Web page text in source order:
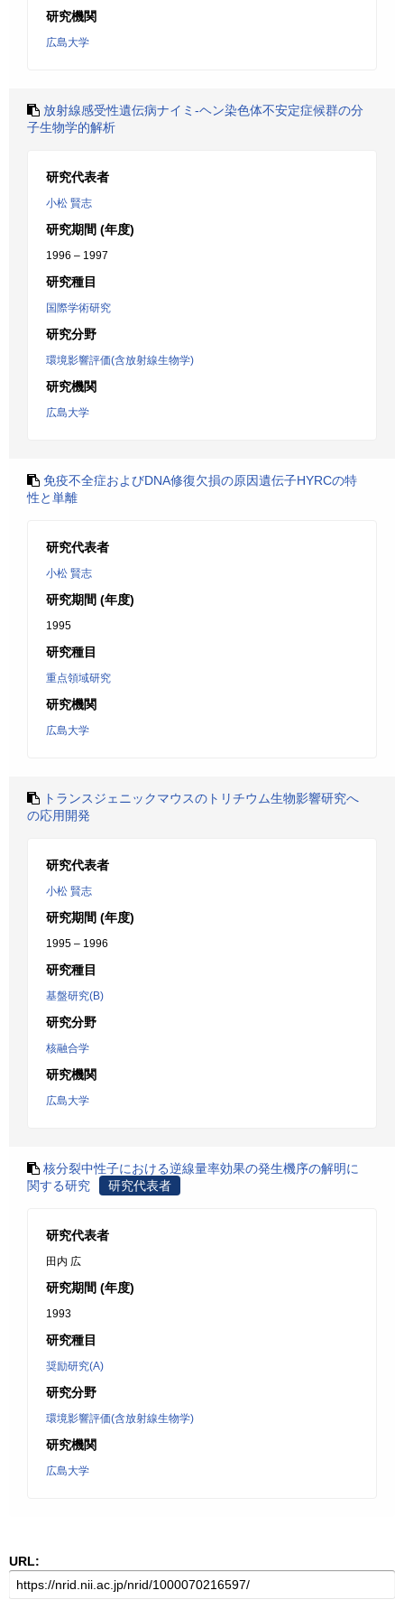
研究機関
広島大学
放射線感受性遺伝病ナイミ-ヘン染色体不安定症候群の分
子生物学的解析
研究代表者
小松 賢志
研究期間 (年度)
1996 – 1997
研究種目
国際学術研究
研究分野
環境影響評価(含放射線生物学)
研究機関
広島大学
免疫不全症およびDNA修復欠損の原因遺伝子HYRCの特
性と単離
研究代表者
小松 賢志
研究期間 (年度)
1995
研究種目
重点領域研究
研究機関
広島大学
トランスジェニックマウスのトリチウム生物影響研究へ
の応用開発
研究代表者
小松 賢志
研究期間 (年度)
1995 – 1996
研究種目
基盤研究(B)
研究分野
核融合学
研究機関
広島大学
核分裂中性子における逆線量率効果の発生機序の解明に
関する研究
研究代表者
研究代表者
田内 広
研究期間 (年度)
1993
研究種目
奨励研究(A)
研究分野
環境影響評価(含放射線生物学)
研究機関
広島大学
URL: